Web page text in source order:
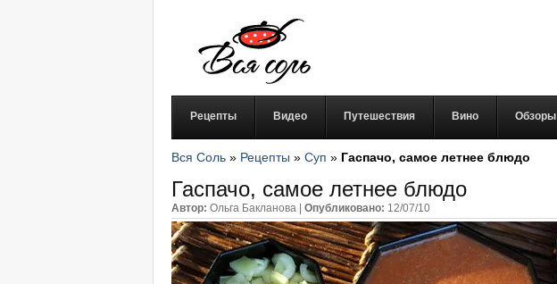
Рецепты Видео Путешествия Вино Обзоры
Вся Соль » Рецепты » Суп » Гаспачо, самое летнее блюдо
Гаспачо, самое летнее блюдо
Автор: Ольга Бакланова | Опубликовано: 12/07/10